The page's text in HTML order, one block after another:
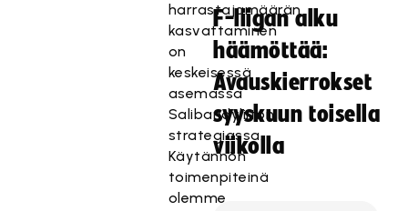
harrastajamäärän
kasvattaminen
on
keskeisessä
asemassa
Salibandyliiton
strategiassa.
Käytännön
toimenpiteinä
olemme
F-liigan alku
häämöttää:
Avauskierrokset
syyskuun toisella
viikolla